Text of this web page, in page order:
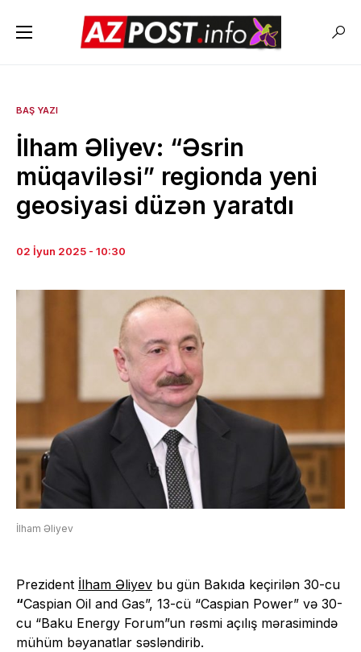
BAŞ YAZI
İlham Əliyev: “Əsrin
müqaviləsi” regionda yeni
geosiyasi düzən yaratdı
02 İyun 2025 - 10:30
İlham Əliyev
Prezident İlham Əliyev bu gün Bakıda keçirilən 30-cu
“Caspian Oil and Gas”, 13-cü “Caspian Power” və 30-
cu “Baku Energy Forum”un rəsmi açılış mərasimində
mühüm bəyanatlar səsləndirib.